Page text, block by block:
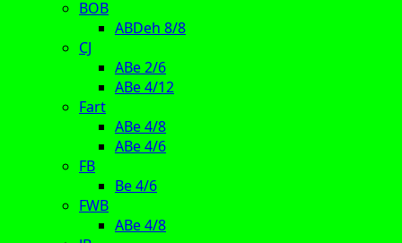
BOB
ABDeh 8/8
CJ
ABe 2/6
ABe 4/12
Fart
ABe 4/8
ABe 4/6
FB
Be 4/6
FWB
ABe 4/8